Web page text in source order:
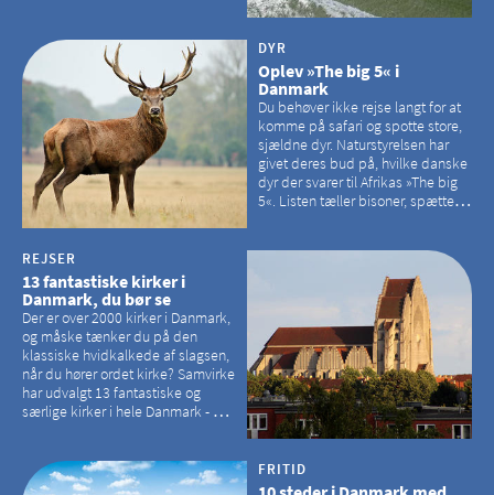
DYR
Oplev »The big 5« i
Danmark
Du behøver ikke rejse langt for at
komme på safari og spotte store,
sjældne dyr. Naturstyrelsen har
givet deres bud på, hvilke danske
dyr der svarer til Afrikas »The big
5«. Listen tæller bisoner, spættede
REJSER
13 fantastiske kirker i
Danmark, du bør se
Der er over 2000 kirker i Danmark,
og måske tænker du på den
klassiske hvidkalkede af slagsen,
når du hører ordet kirke? Samvirke
har udvalgt 13 fantastiske og
særlige kirker i hele Danmark - og
hvilke kirker, der er en omvej værd
FRITID